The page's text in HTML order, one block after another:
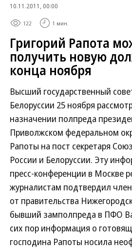
10.11.2011, 00:00
122 1 мин.
Григорий Рапота
получить новую
конца ноября
Высший государственный
Белоруссии 25 ноября
назначении полпреда
Приволжском федеральном
Рапоты на пост секретаря
России и Белоруссии. Эту
пресс-конференции в Москве
журналистам подтвердил
от правительства
бывший замполпреда в ПФО
сих пор информация о
господина Рапоты носила